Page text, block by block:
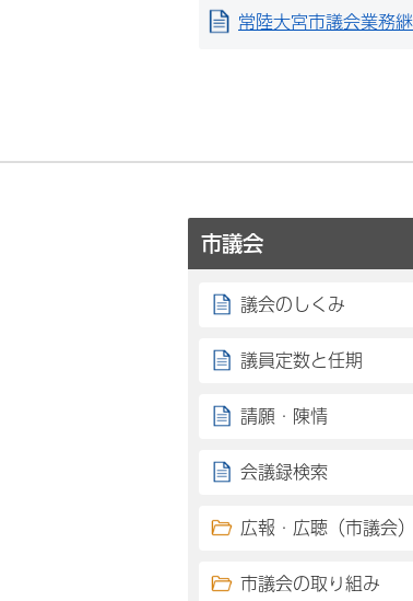
常陸大宮市議会業務
市議会
議会のしくみ
議員定数と任期
請願・陳情
会議録検索
広報・広聴（市議会）
市議会の取り組み